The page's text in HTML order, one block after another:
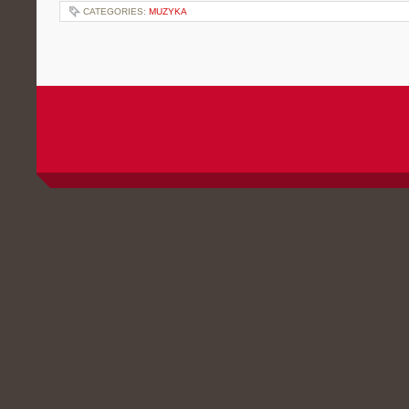
CATEGORIES: MUZYKA